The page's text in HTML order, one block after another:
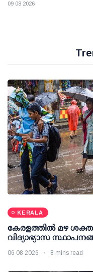
09 08 2026
KERALA
കേരളത്തില്‍ മഴ
വിദ്യാഭ്യാസ
06 08 2026 8 mins read